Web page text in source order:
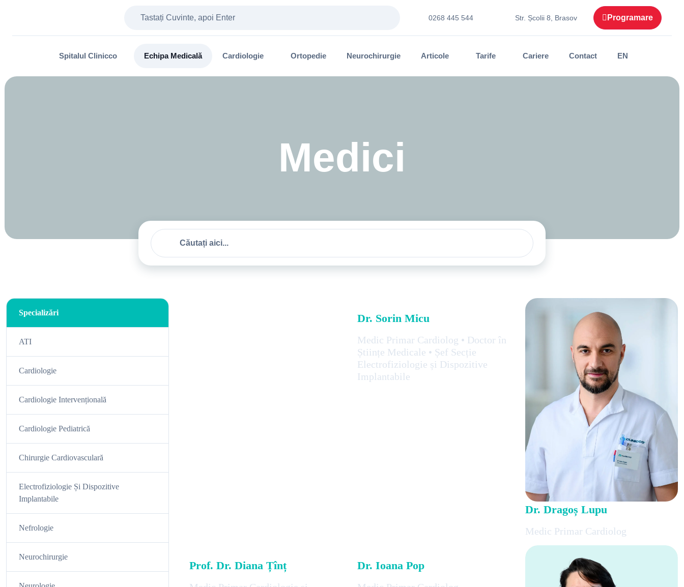
0268 445 544 Str. Școlii 8, Brasov Programare
Spitalul Clinicco Echipa Medicală Cardiologie Ortopedie Neurochirurgie Articole Tarife Cariere Contact EN
Medici
Căutare
pentru:
Specializări
ATI
Cardiologie
Cardiologie Intervențională
Cardiologie Pediatrică
Chirurgie Cardiovasculară
Electrofiziologie Și Dispozitive
Implantabile
Nefrologie
Neurochirurgie
Dr. Sorin Micu
Medic Primar Cardiolog • Doctor în
Științe Medicale • Șef Secție
Electrofiziologie și Dispozitive
Implantabile
Dr. Dragoș Lupu
Medic Primar Cardiolog
Prof. Dr. Diana Țînț Dr. Ioana Pop